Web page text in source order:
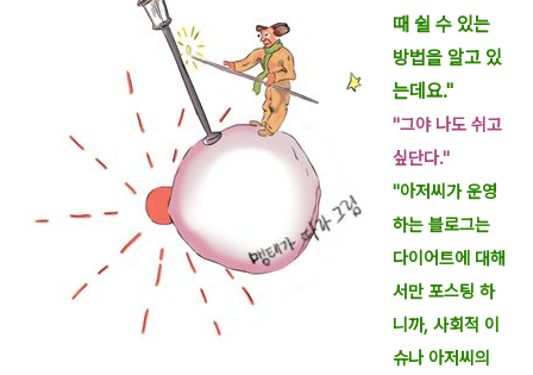
때 쉴 수 있는
방법을 알고 있
는데요."
"그야 나도 쉬고
싶단다."
"아저씨가 운영
하는 블로그는
다이어트에 대해
서만 포스팅 하
니까, 사회적 이
슈나 아저씨의